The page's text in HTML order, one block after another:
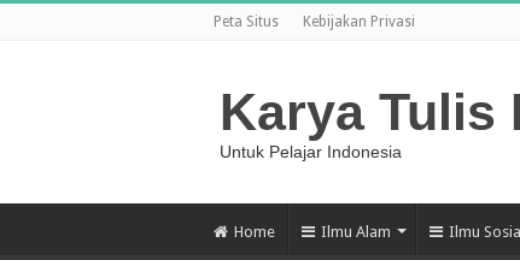
Peta Situs Kebijakan Privasi
Karya Tulis
Untuk Pelajar Indonesia
Home Ilmu Alam Ilmu Sosial